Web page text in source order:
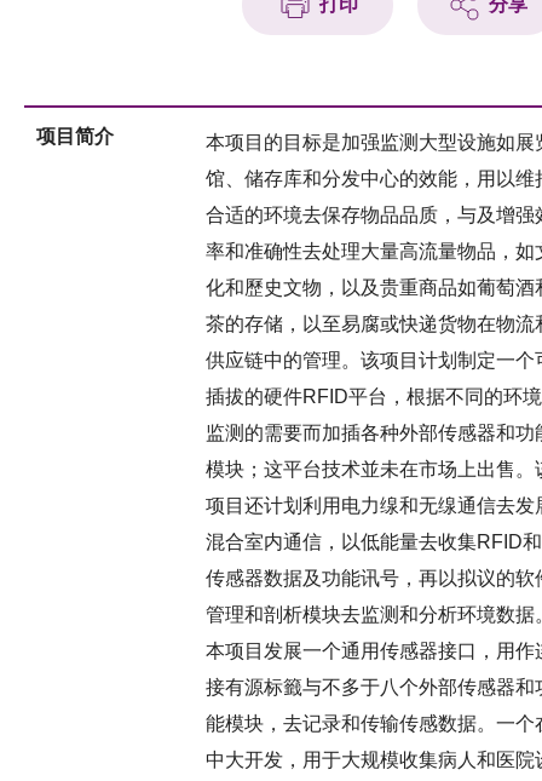
项目简介
本项目的目标是加强监测大型设施如展
馆、储存库和分发中心的效能，用以维
合适的环境去保存物品品质，与及增强
率和准确性去处理大量高流量物品，如
化和歷史文物，以及贵重商品如葡萄酒
茶的存储，以至易腐或快递货物在物流
供应链中的管理。该项目计划制定一个
插拔的硬件RFID平台，根据不同的环境
监测的需要而加插各种外部传感器和功
模块；这平台技术並未在市场上出售。
项目还计划利用电力缐和无缐通信去发
混合室内通信，以低能量去收集RFID和
传感器数据及功能讯号，再以拟议的软
管理和剖析模块去监测和分析环境数据
本项目发展一个通用传感器接口，用作
接有源标籤与不多于八个外部传感器和
能模块，去记录和传输传感数据。一个
中大开发，用于大规模收集病人和医院